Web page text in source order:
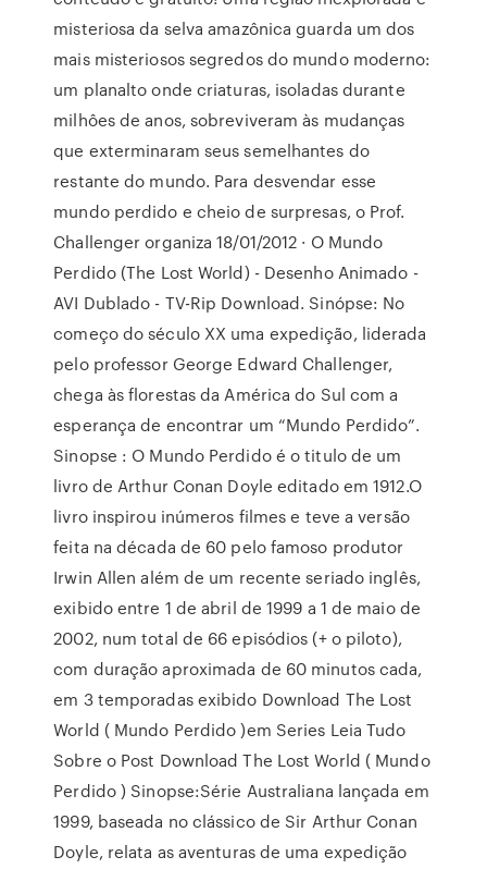
misteriosa da selva amazônica guarda um dos
mais misteriosos segredos do mundo moderno:
um planalto onde criaturas, isoladas durante
milhôes de anos, sobreviveram às mudanças
que exterminaram seus semelhantes do
restante do mundo. Para desvendar esse
mundo perdido e cheio de surpresas, o Prof.
Challenger organiza 18/01/2012 · O Mundo
Perdido (The Lost World) - Desenho Animado -
AVI Dublado - TV-Rip Download. Sinópse: No
começo do século XX uma expedição, liderada
pelo professor George Edward Challenger,
chega às florestas da América do Sul com a
esperança de encontrar um “Mundo Perdido”.
Sinopse : O Mundo Perdido é o titulo de um
livro de Arthur Conan Doyle editado em 1912.O
livro inspirou inúmeros filmes e teve a versão
feita na década de 60 pelo famoso produtor
Irwin Allen além de um recente seriado inglês,
exibido entre 1 de abril de 1999 a 1 de maio de
2002, num total de 66 episódios (+ o piloto),
com duração aproximada de 60 minutos cada,
em 3 temporadas exibido Download The Lost
World ( Mundo Perdido )em Series Leia Tudo
Sobre o Post Download The Lost World ( Mundo
Perdido ) Sinopse:Série Australiana lançada em
1999, baseada no clássico de Sir Arthur Conan
Doyle, relata as aventuras de uma expedição